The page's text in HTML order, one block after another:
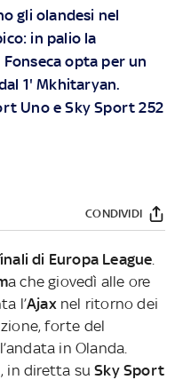
gli olandesi nel
in palio la
opta per un
1' Mkhitaryan.
Uno e Sky Sport 252
CONDIVIDI
di Europa League
a che giovedì alle ore
l’Ajaxnel ritorno dei
forte del
in Olanda.
in diretta suSky Sport